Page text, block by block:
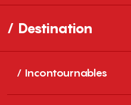
Destination
Incontournables